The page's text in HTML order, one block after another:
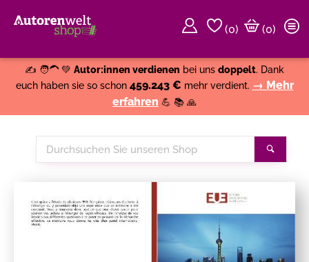
(0)
(0)
✍️ 🧑‍🦱 💚 Autor:innen verdienen bei uns doppelt. Dank
euch haben sie so schon 459.243 € mehr verdient. → Mehr
erfahren 💪 📚 🙏
Durchsuchen
Sie